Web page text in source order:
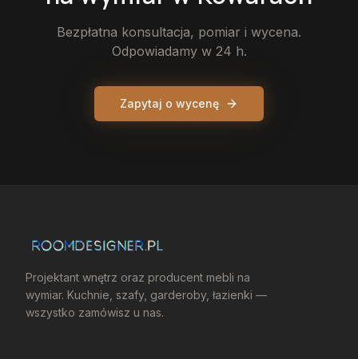
Bezpłatna konsultacja, pomiar i wycena.
Odpowiadamy w 24 h.
Zapytaj o wycenę
Projektant wnętrz oraz producent mebli na
wymiar. Kuchnie, szafy, garderoby, łazienki —
wszystko zamówisz u nas.